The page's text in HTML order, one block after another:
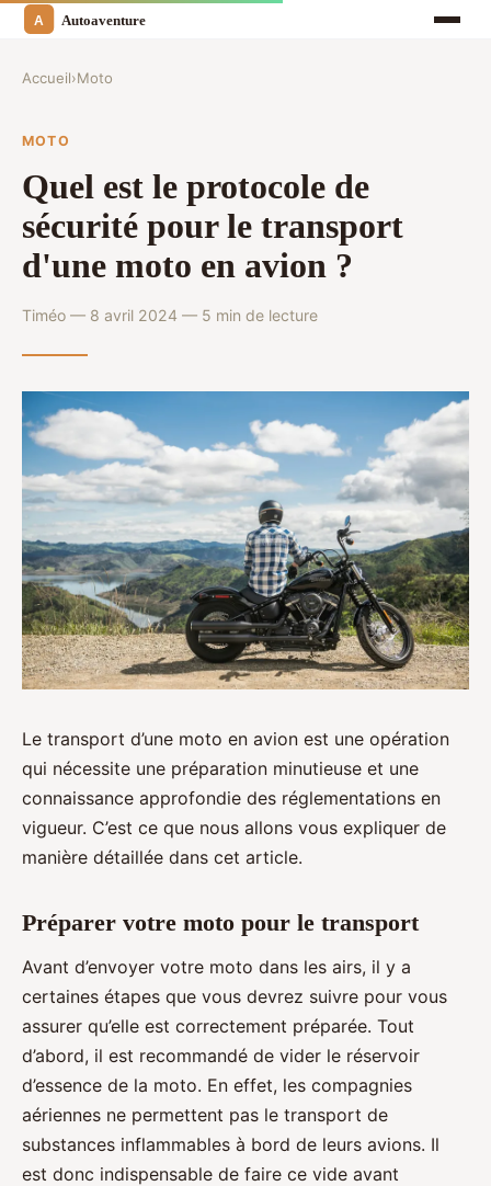
Accueil›Moto
MOTO
Quel est le protocole de
sécurité pour le transport
d'une moto en avion ?
Timéo — 8 avril 2024 — 5 min de lecture
Le transport d’une moto en avion est une opération
qui nécessite une préparation minutieuse et une
connaissance approfondie des réglementations en
vigueur. C’est ce que nous allons vous expliquer de
manière détaillée dans cet article.
Préparer votre moto pour le transport
Avant d’envoyer votre moto dans les airs, il y a
certaines étapes que vous devrez suivre pour vous
assurer qu’elle est correctement préparée. Tout
d’abord, il est recommandé de vider le réservoir
d’essence de la moto. En effet, les compagnies
aériennes ne permettent pas le transport de
substances inflammables à bord de leurs avions. Il
est donc indispensable de faire ce vide avant